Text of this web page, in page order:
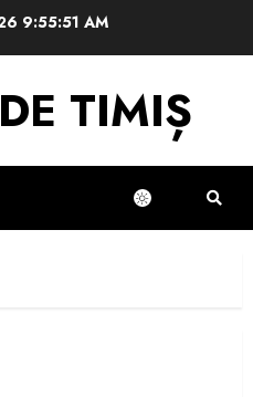
9:55:52 AM
TIMIȘ